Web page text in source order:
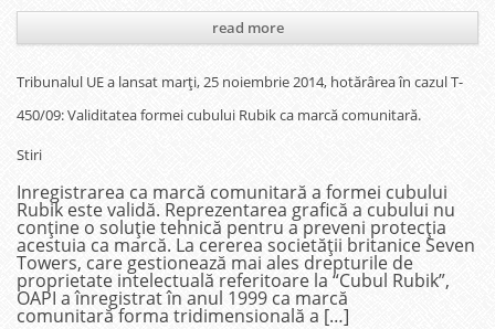
read more
Tribunalul UE a lansat marți, 25 noiembrie 2014, hotărârea în cazul T-
450/09: Validitatea formei cubului Rubik ca marcă comunitară.
Stiri
Inregistrarea ca marcă comunitară a formei cubului
Rubik este validă. Reprezentarea grafică a cubului nu
conține o soluție tehnică pentru a preveni protecția
acestuia ca marcă. La cererea societății britanice Seven
Towers, care gestionează mai ales drepturile de
proprietate intelectuală referitoare la “Cubul Rubik”,
OAPI a înregistrat în anul 1999 ca marcă
comunitară forma tridimensională a […]